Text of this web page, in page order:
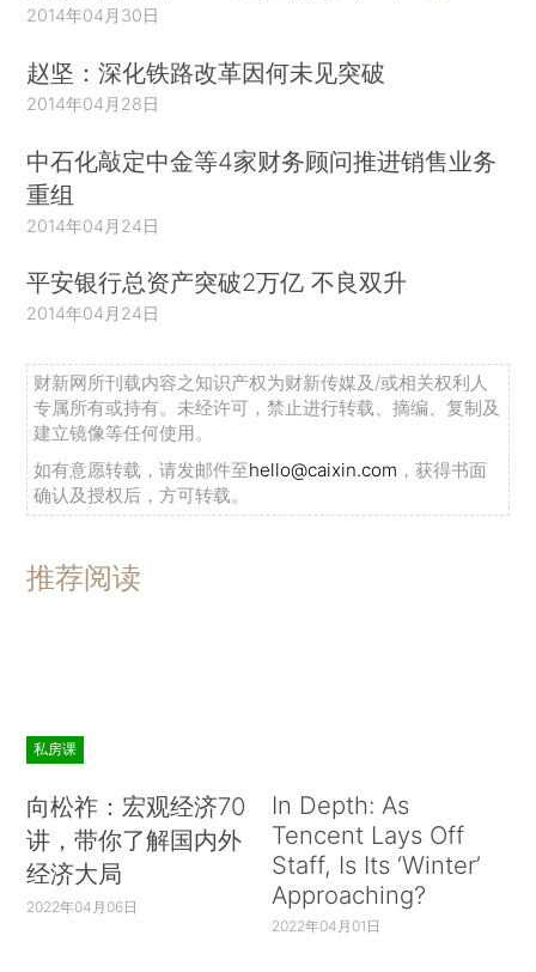
2014年04月30日
赵坚：深化铁路改革因何未见突破
2014年04月28日
中石化敲定中金等4家财务顾问推进销售业务
重组
2014年04月24日
平安银行总资产突破2万亿 不良双升
2014年04月24日
财新网所刊载内容之知识产权为财新传媒及/或相关权利人
专属所有或持有。未经许可，禁止进行转载、摘编、复制及
建立镜像等任何使用。
如有意愿转载，请发邮件至hello@caixin.com ，获得书面
确认及授权后，方可转载。
推荐阅读
私房课
向松祚：宏观经济70
讲，带你了解国内外
经济大局
2022年04月06日
In Depth: As
Tencent Lays Off
Staff, Is Its ‘Winter’
Approaching?
2022年04月01日